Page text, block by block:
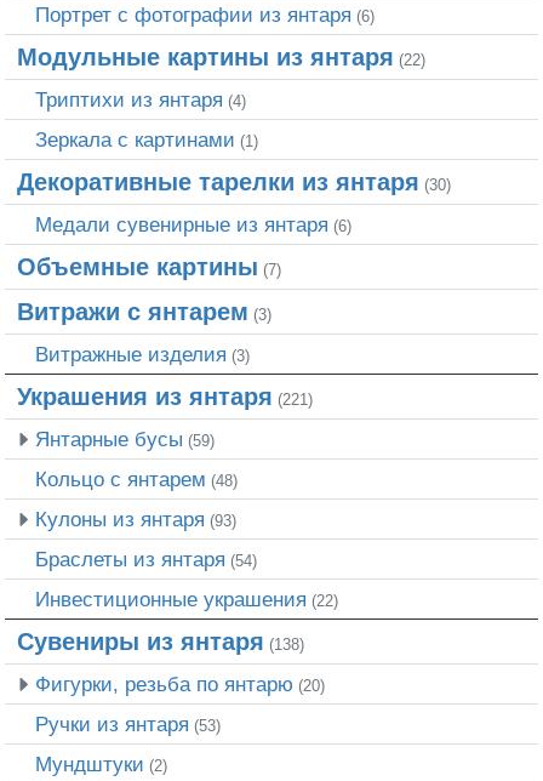
Портрет c фотографии из янтаря (6)
Модульные картины из янтаря (22)
Триптихи из янтаря (4)
Зеркала с картинами (1)
Декоративные тарелки из янтаря (30)
Медали сувенирные из янтаря (6)
Объемные картины (7)
Витражи с янтарем (3)
Витражные изделия (3)
Украшения из янтаря (221)
Янтарные бусы (59)
Кольцо с янтарем (48)
Кулоны из янтаря (93)
Браслеты из янтаря (54)
Инвестиционные украшения (22)
Сувениры из янтаря (138)
Фигурки, резьба по янтарю (20)
Ручки из янтаря (53)
Мундштуки (2)